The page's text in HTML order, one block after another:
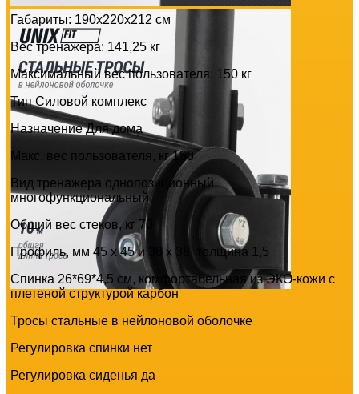
Габариты: 190x220x212 см
Вес тренажера: 141,25 кг
Максимальный вес пользователя: 150 кг
Тип Силовой комплекс
Назначение Для дома
Макс. вес пользователя, кг 150
Вид тренажера однопозиционный
многофункциональный
Общий вес стеков, кг 70
Профиль, мм 45 х 45 и 38 х 38, толщина 1,5
Спинка 26*69*4,5 см, комфортабельная из ЭКО-кожи с
плетеной структурой карбон
Тросы стальные в нейлоновой оболочке
Регулировка спинки нет
Регулировка сиденья да